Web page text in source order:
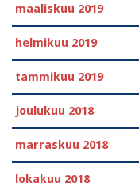
maaliskuu 2019
helmikuu 2019
tammikuu 2019
joulukuu 2018
marraskuu 2018
lokakuu 2018